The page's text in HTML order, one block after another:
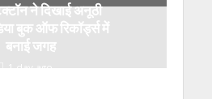
ने दिखाई अनूठी
बुक ऑफ रिकॉर्ड्स में
बनाई जगह
1 day ago